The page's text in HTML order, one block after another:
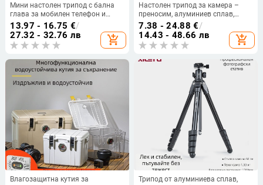
Мини настолен трипод с бална
глава за мобилен телефон и
безогледална камера – 3-
секционна телескопична стойка,
ABS + алуминиева сплав,
натоварване 1 кг
13.97 - 16.75 €/
27.32 - 32.76 лв
add_shopping_cart
Настолен трипод за камера –
преносим, алуминиев сплав,
сгъваем, 3D стабилизация, товар
до 3 кг
7.38 - 24.88 €/
14.43 - 48.66 лв
add_shopping_cart
Влагозащитна кутия за
Трипод от алуминиева сплав,